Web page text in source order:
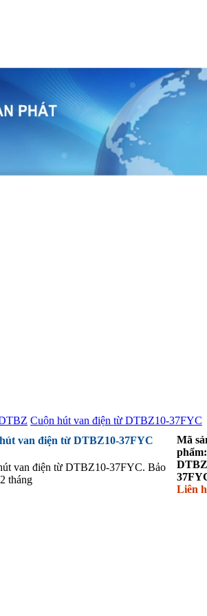
Cuộn hút van điện từ DTBZ10-37FYC
van điện từ DTBZ10-37FYC
van điện từ DTBZ10-37FYC. Bảo
tháng
Mã
phẩm:
Liên